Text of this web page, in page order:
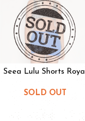
Seea Lulu Shorts Royal
SOLD OUT